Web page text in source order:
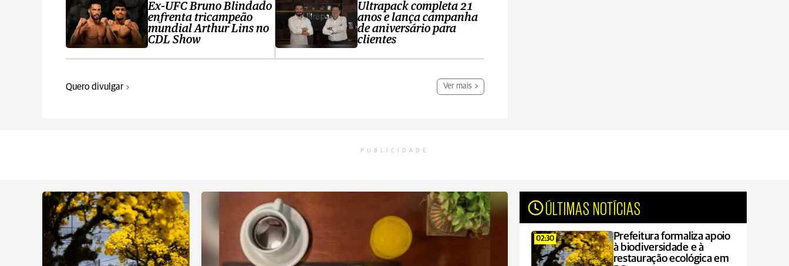
Ex-UFC Bruno Blindado
enfrenta tricampeão
mundial Arthur Lins no
CDL Show
Ultrapack completa 21
anos e lança campanha
de aniversário para
clientes
Quero divulgar Ver mais
PUBLICIDADE
ÚLTIMAS NOTÍCIAS
02:30
Prefeitura formaliza apoio
à biodiversidade e à
restauração ecológica em